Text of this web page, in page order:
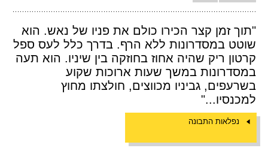
"תוך זמן קצר הכירו כולם את פניו של נאש. הוא
שוטט במסדרונות ללא הרף. בדרך כלל לעס ספל
קרטון ריק שהיה אחוז בחוזקה בין שיניו. הוא תעה
במסדרונות במשך שעות ארוכות שקוע
בשרעפים, גביניו מכווצים, חולצתו מחוץ
למכנסיו..."
נפלאות התבונה